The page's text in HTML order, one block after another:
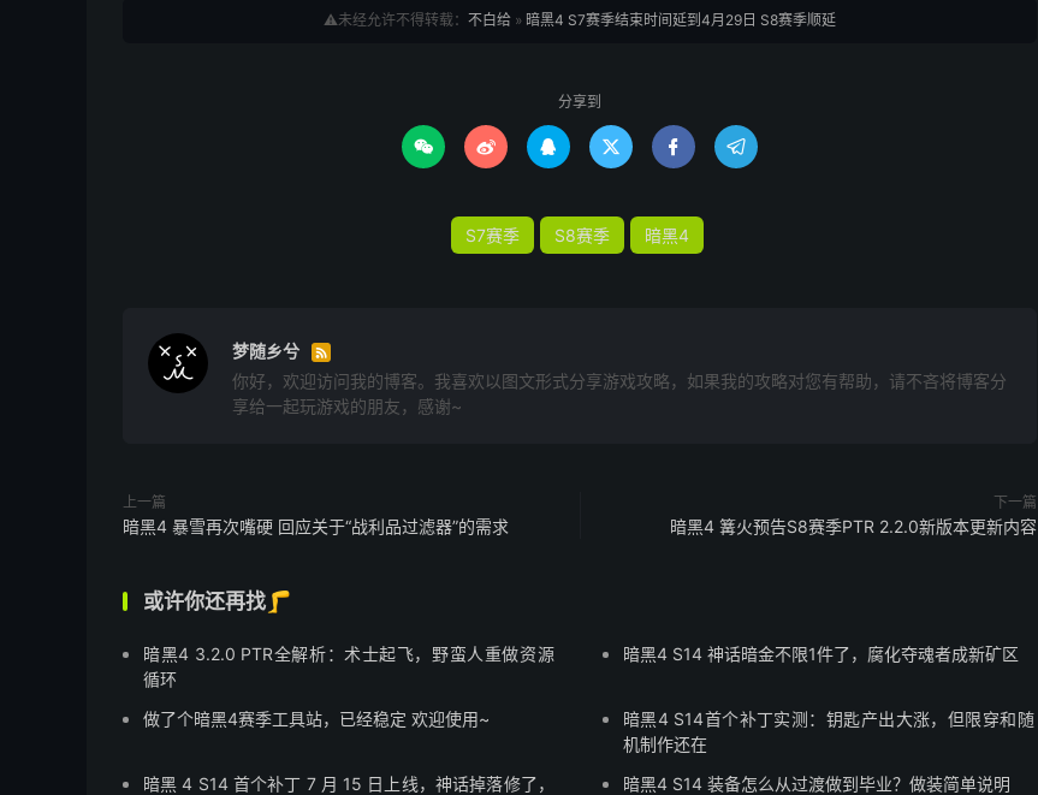
⚠️未经允许不得转载： 不白给 » 暗黑4 S7赛季结束时间延到4月29日 S8赛季顺延
分享到
     
S7赛季 S8赛季 暗黑4
梦随乡兮 
你好，欢迎访问我的博客。我喜欢以图文形式分享游戏攻略，如果我的攻略对您有帮助，请不吝将博客分
享给一起玩游戏的朋友，感谢~
上一篇
暗黑4 暴雪再次嘴硬 回应关于“战利品过滤器”的需求
下一篇
暗黑4 篝火预告S8赛季PTR 2.2.0新版本更新内容
或许你还再找🦵
暗黑4 3.2.0 PTR全解析：术士起飞，野蛮人重做资源
循环
暗黑4 S14 神话暗金不限1件了，腐化夺魂者成新矿区
做了个暗黑4赛季工具站，已经稳定 欢迎使用~
暗黑4 S14首个补丁实测：钥匙产出大涨，但限穿和随
机制作还在
暗黑 4 S14 首个补丁 7 月 15 日上线，神话掉落修了，
暗黑4 S14 装备怎么从过渡做到毕业？做装简单说明